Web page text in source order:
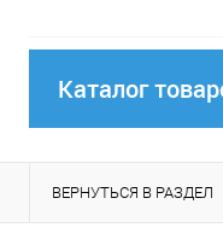
Каталог
ВЕРНУТЬСЯ В РАЗДЕЛ